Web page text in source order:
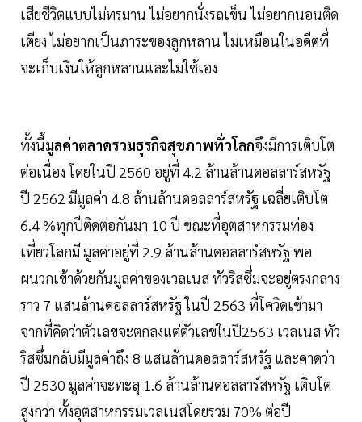
เสียชีวิตแบบไม่ทรมาน ไม่อยากนั่งรถเข็น ไม่อยากนอนติด
เตียง ไม่อยากเป็นภาระของลูกหลาน ไม่เหมือนในอดีตที่
จะเก็บเงินให้ลูกหลานและไม่ใช้เอง
ทั้งนี้มูลค่าตลาดรวมธุรกิจสุขภาพทั่วโลกจึงมีการเติบโต
ต่อเนื่อง โดยในปี 2560 อยู่ที่ 4.2 ล้านล้านดอลลาร์สหรัฐ
ปี 2562 มีมูลค่า 4.8 ล้านล้านดอลลาร์สหรัฐ เฉลี่ยเติบโต
6.4 %ทุกปีติดต่อกันมา 10 ปี ขณะที่อุตสาหกรรมท่อง
เที่ยวโลกมี มูลค่าอยู่ที่ 2.9 ล้านล้านดอลลาร์สหรัฐ พอ
ผนวกเข้าด้วยกันมูลค่าของเวลเนส ทัวริสซึ่มจะอยู่ตรงกลาง
ราว 7 แสนล้านดอลลาร์สหรัฐ ในปี 2563 ที่โควิดเข้ามา
จากที่คิดว่าตัวเลขจะตกลงแต่ตัวเลขในปี2563 เวลเนส ทัว
ริสซึ่มกลับมีมูลค่าถึง 8 แสนล้านดอลลาร์สหรัฐ และคาดว่า
ปี 2530 มูลค่าจะทะลุ 1.6 ล้านล้านดอลลาร์สหรัฐ เติบโต
สูงกว่า ทั้งอุตสาหกรรมเวลเนสโดยรวม 70% ต่อปี